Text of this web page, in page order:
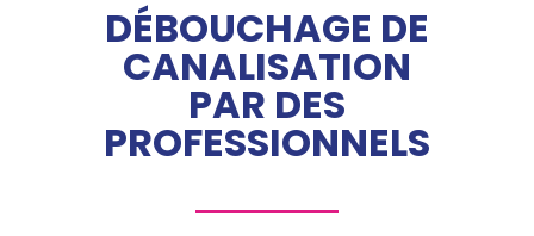
DÉBOUCHAGE DE
CANALISATION
PAR DES
PROFESSIONNELS